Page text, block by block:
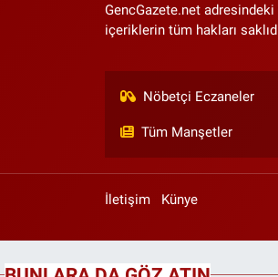
GencGazete.net adresindeki
içeriklerin tüm hakları
Nöbetçi Eczaneler
Tüm Manşetler
İletişim Künye